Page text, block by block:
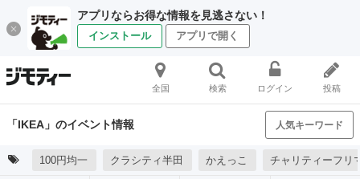
アプリならお得な情報を見逃さない！
インストール アプリで開く
全国 検索 ログイン 投稿
「IKEA」のイベント情報 人気キーワード
100円均一 クラシティ半田 かえっこ チャリティーフリ